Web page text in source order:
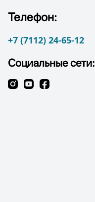
Телефон:
+7 (7112) 24-65-12
Социальные сети: